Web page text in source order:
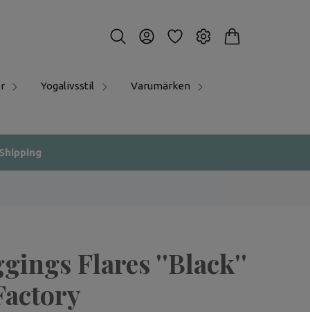
Yogalivsstil Varumärken
Flares ''Black''